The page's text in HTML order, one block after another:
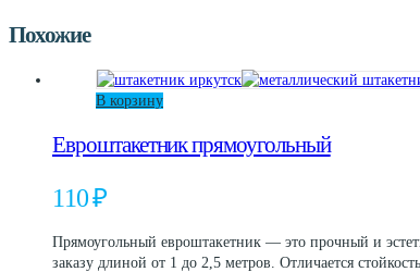
Похожие
В корзину
Евроштакетник прямоугольный
110₽
Прямоугольный евроштакетник — это прочный и
заказу длиной от 1 до 2,5 метров. Отличается